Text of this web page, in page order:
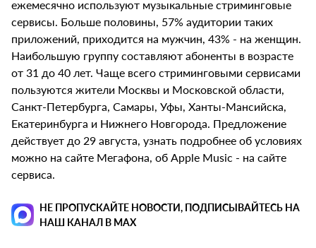
ежемесячно используют музыкальные стриминговые
сервисы. Больше половины, 57% аудитории таких
приложений, приходится на мужчин, 43% - на женщин.
Наибольшую группу составляют абоненты в возрасте
от 31 до 40 лет. Чаще всего стриминговыми сервисами
пользуются жители Москвы и Московской области,
Санкт-Петербурга, Cамары, Уфы, Ханты-Мансийска,
Екатеринбурга и Нижнего Новгорода. Предложение
действует до 29 августа, узнать подробнее об условиях
можно на сайте Мегафона, об Apple Music - на сайте
сервиса.
НЕ ПРОПУСКАЙТЕ НОВОСТИ, ПОДПИСЫВАЙТЕСЬ НА
НАШ КАНАЛ В MAX